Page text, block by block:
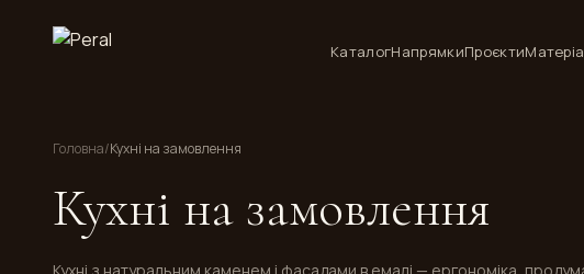
КаталогНапрямкиПроєкти
Головна/Кухні на замовлення
Кухні на замовлення